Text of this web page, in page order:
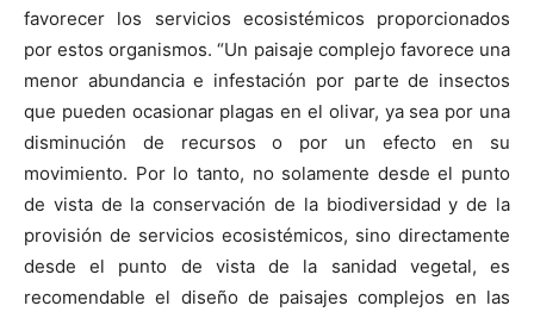
favorecer los servicios ecosistémicos proporcionados
por estos organismos. “Un paisaje complejo favorece una
menor abundancia e infestación por parte de insectos
que pueden ocasionar plagas en el olivar, ya sea por una
disminución de recursos o por un efecto en su
movimiento. Por lo tanto, no solamente desde el punto
de vista de la conservación de la biodiversidad y de la
provisión de servicios ecosistémicos, sino directamente
desde el punto de vista de la sanidad vegetal, es
recomendable el diseño de paisajes complejos en las